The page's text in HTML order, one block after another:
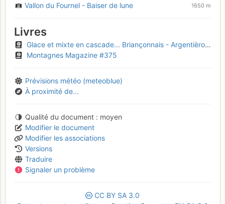
Vallon du Fournel - Baiser de lune 1650 m
Livres
Glace et mixte en cascade... Briançonnais - Argentièrois - Embrunais
Montagnes Magazine #375
Prévisions météo (meteoblue)
À proximité de...
Qualité du document
moyen
Modifier le document
Modifier les associations
Versions
Traduire
Signaler un problème
CC BY SA 3.0